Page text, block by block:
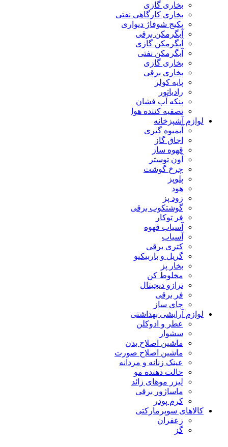
بخاری گازی
بخاری کارگاهی نفتی
پکیج شوفاژ دیواری
آبگرمکن برقی
آبگرمکن گازی
آبگرمکن نفتی
بخاری گازی
بخاری برقی
پایه کولر
رادیاتور
پنکه آب فشان
تصفیه کننده هوا
لوازم آشپزخانه
آبمیوه گیری
اجاق گاز
قهوه ساز
آون توستر
چرخ گوشت
پلوپز
هود
زود پز
گوشتکوب برقی
فر توکار
آسیاب قهوه
آسیاب
کتری برقی
گریل و باربیکیو
بخار پز
مخلوط کن
ترازو دیجیتال
فر برقی
چای ساز
لوازم آرایشی بهداشتی
عطر و ادوکلن
سشوار
ماشین اصلاح بدن
ماشین اصلاح صورت
عینک زنانه و مردانه
حالت دهنده مو
لیزر موهای زائد
ماساژور برقی
کرم پودر
کالاهای سوپرمارکتی
زعفران
گز